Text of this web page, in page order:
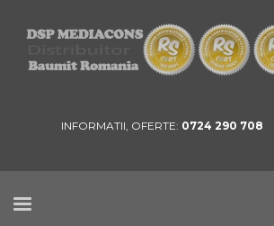
INFORMATII, OFERTE: 0724 290 708